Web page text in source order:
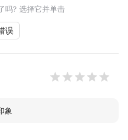
吗? 选择它并单击
误
象